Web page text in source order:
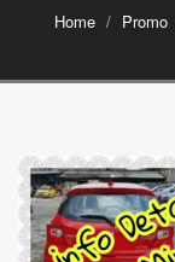
Home Promo